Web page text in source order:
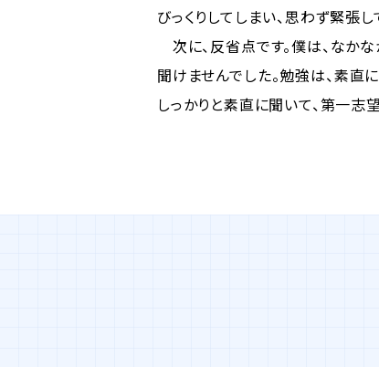
びっくりしてしまい、思わず緊張
次に、反省点です。僕は、なか
聞けませんでした。勉強は、素直
しっかりと素直に聞いて、第一志